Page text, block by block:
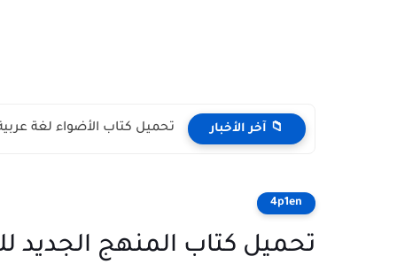
📁 آخر الأخبار تحميل كتاب الأضواء لغة
4p1en
تحميل كتاب المنهج الجديد